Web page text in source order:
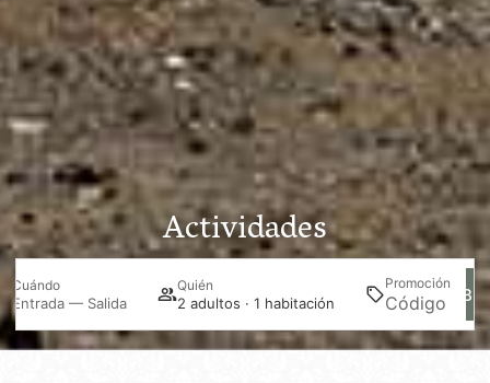
Cuándo
Entrada — Salida
Quién
2 adultos · 1 habitación
Promoción
Actividades